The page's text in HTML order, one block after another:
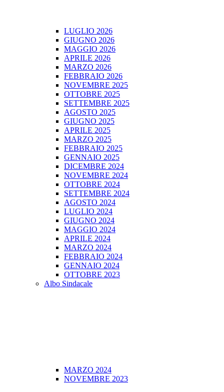
LUGLIO 2026
GIUGNO 2026
MAGGIO 2026
APRILE 2026
MARZO 2026
FEBBRAIO 2026
NOVEMBRE 2025
OTTOBRE 2025
SETTEMBRE 2025
AGOSTO 2025
GIUGNO 2025
APRILE 2025
MARZO 2025
FEBBRAIO 2025
GENNAIO 2025
DICEMBRE 2024
NOVEMBRE 2024
OTTOBRE 2024
SETTEMBRE 2024
AGOSTO 2024
LUGLIO 2024
GIUGNO 2024
MAGGIO 2024
APRILE 2024
MARZO 2024
FEBBRAIO 2024
GENNAIO 2024
OTTOBRE 2023
Albo Sindacale
MARZO 2024
NOVEMBRE 2023